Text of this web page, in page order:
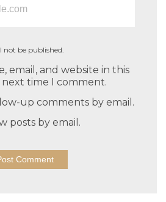
not be published.
email, and website in this
time I comment.
up comments by email.
posts by email.